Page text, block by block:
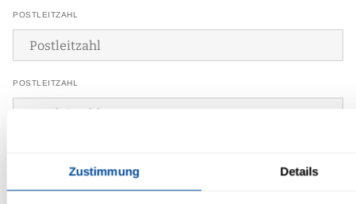
Zustimmung Details
POSTLEITZAHL
POSTLEITZAHL